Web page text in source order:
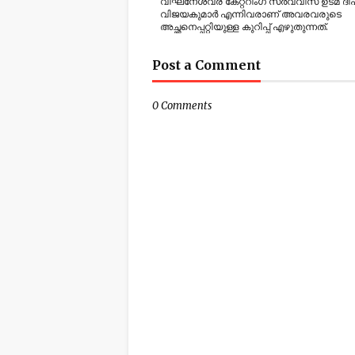
വിജയകുമാര്‍ എന്നിവരാണ് അവരവരുടെ
അച്ഛനെപ്പറ്റിയുള്ള കുറിപ്പ് എഴുതുന്നത്.
Post a Comment
0 Comments